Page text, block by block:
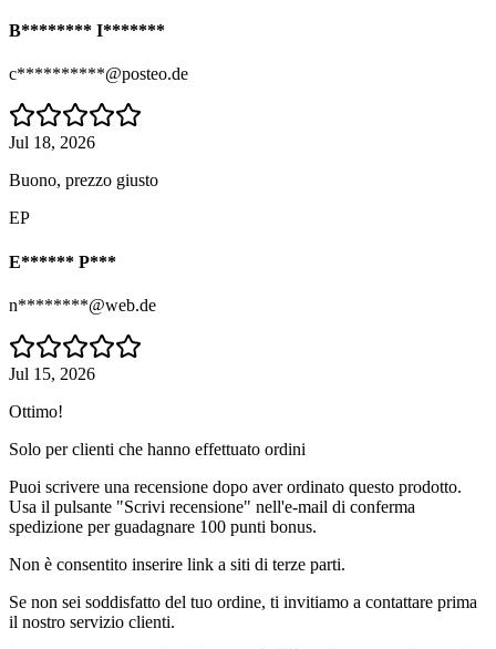
B******** I*******
c**********@posteo.de
Jul 18, 2026
Buono, prezzo giusto
EP
E****** P***
n********@web.de
Jul 15, 2026
Ottimo!
Solo per clienti che hanno effettuato ordini
Puoi scrivere una recensione dopo aver ordinato questo prodotto.
Usa il pulsante "Scrivi recensione" nell'e-mail di conferma
spedizione per guadagnare 100 punti bonus.
Non è consentito inserire link a siti di terze parti.
Se non sei soddisfatto del tuo ordine, ti invitiamo a contattare prima
il nostro servizio clienti.